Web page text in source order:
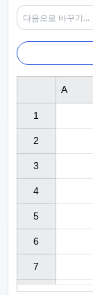
1
2
3
4
5
6
7
A